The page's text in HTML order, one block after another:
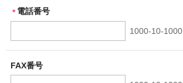
＊ 電話番号
1000-10-1000
FAX番号